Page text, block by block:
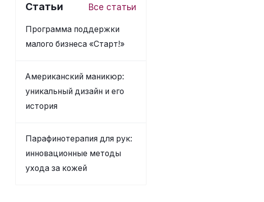
Статьи Все статьи
Программа поддержки
малого бизнеса «Старт!»
Американский маникюр:
уникальный дизайн и его
история
Парафинотерапия для рук:
инновационные методы
ухода за кожей